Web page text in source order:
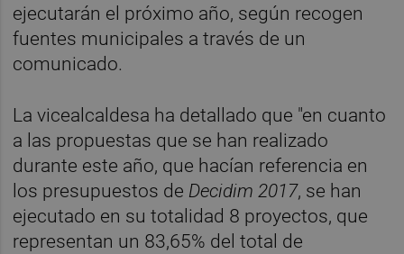
ejecutarán el próximo año, según recogen
fuentes municipales a través de un
comunicado.
La vicealcaldesa ha detallado que "en cuanto
a las propuestas que se han realizado
durante este año, que hacían referencia en
los presupuestos de Decidim 2017, se han
ejecutado en su totalidad 8 proyectos, que
representan un 83,65% del total de